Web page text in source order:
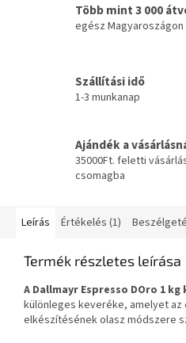
Több mint 3 000
egész Magyaroszágon
Szállítási idő
1-3 munkanap
Ajándék a
35000Ft. feletti
csomagba
Leírás Értékelés (1)
Termék részletes leírása
A Dallmayr Espresso DOro 1 kg
különleges keveréke, amelyet
elkészítésének olasz módszere